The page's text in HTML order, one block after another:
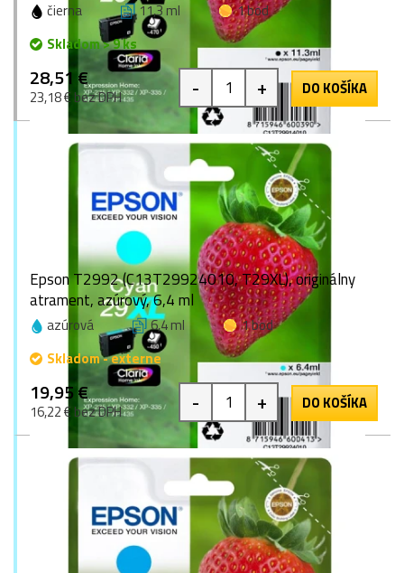
čierna 11,3 ml
1 bod
Skladom > 9 ks
28,51 €
23,18 € bez DPH - + DO KOŠÍKA
Epson T2992 (C13T29924010, T29XL), originálny
atrament, azúrový, 6,4 ml
azúrová 6,4 ml
1 bod
Skladom - externe
19,95 €
16,22 € bez DPH - + DO KOŠÍKA